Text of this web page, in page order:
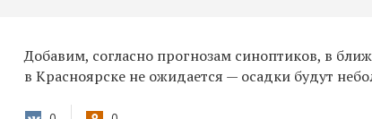
Добавим, согласно прогнозам синоптиков, в
в Красноярске не ожидается — осадки будут